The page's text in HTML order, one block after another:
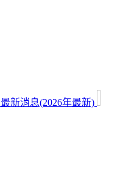
新消息(2026年最新)